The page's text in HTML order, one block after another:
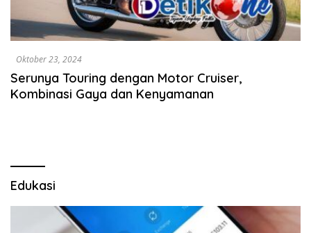
Oktober 23, 2024
Serunya Touring dengan Motor Cruiser,
Kombinasi Gaya dan Kenyamanan
Edukasi